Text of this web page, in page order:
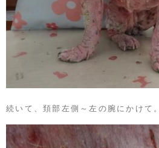
続いて、頚部左側～左の腕にかけて。